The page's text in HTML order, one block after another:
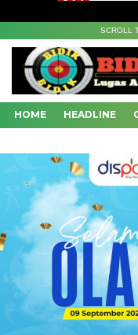
SCROLL
HOME HEADLINE